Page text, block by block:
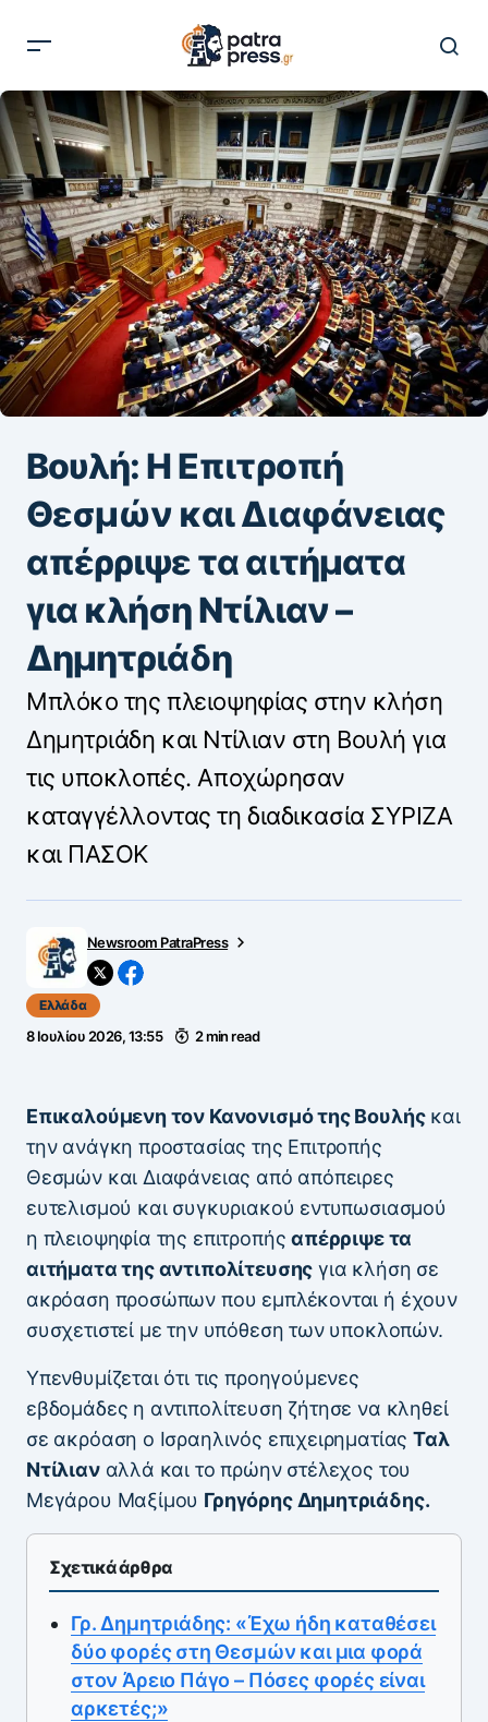
Βουλή: Η Επιτροπή
Θεσμών και Διαφάνειας
απέρριψε τα αιτήματα
για κλήση Ντίλιαν –
Δημητριάδη
Μπλόκο της πλειοψηφίας στην κλήση
Δημητριάδη και Ντίλιαν στη Βουλή για
τις υποκλοπές. Αποχώρησαν
καταγγέλλοντας τη διαδικασία ΣΥΡΙΖΑ
και ΠΑΣΟΚ
Newsroom PatraPress
Ελλάδα
8 Ιουλίου 2026, 13:55 2 min read
Επικαλούμενη τον Κανονισμό της Βουλήςκαι
την ανάγκη προστασίας της Επιτροπής
Θεσμών και Διαφάνειας από απόπειρες
ευτελισμού και συγκυριακού εντυπωσιασμού
η πλειοψηφία της επιτροπήςαπέρριψε τα
αιτήματα της αντιπολίτευσης για κλήση σε
ακρόαση προσώπων που εμπλέκονται ή έχουν
συσχετιστεί με την υπόθεση των υποκλοπών.
Υπενθυμίζεται ότι τις προηγούμενες
εβδομάδες η αντιπολίτευση ζήτησε να κληθεί
σε ακρόαση ο Ισραηλινός επιχειρηματίας Ταλ
Ντίλιαναλλά και το πρώην στέλεχος του
Μεγάρου Μαξίμου Γρηγόρης Δημητριάδης.
Σχετικά άρθρα
Γρ. Δημητριάδης: «Έχω ήδη καταθέσει
δύο φορές στη Θεσμών και μια φορά
στον Άρειο Πάγο – Πόσες φορές είναι
αρκετές;»